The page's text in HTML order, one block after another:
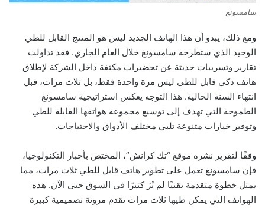
سامسونغ
ومع ذلك، يبدو أن هذا الهاتف الجديد ليس هو المنتج القابل للطي
الوحيد الذي ستطرحه سامسونغ خلال العام الجاري. فقد تداولت
تقارير وتسريبات حديثة عن تحضيرات مكثفة داخل الشركة لإطلاق
هاتف ذكي قابل للطي ليس مرة واحدة فقط، بل ثلاث مرات، قبل
انتهاء السنة الحالية. هذا التوجه يعكس استراتيجية سامسونغ
الطموحة التي تهدف إلى توسيع مجموعة هواتفها القابلة للطي
وتوفير خيارات متنوعة تلبي مختلف الأذواق والاحتياجات.
وفقًا لتقرير نشره موقع “تك كرانش”، المختص بأخبار التكنولوجيا،
فإن سامسونغ تعمل على تطوير هاتف قابل للطي ثلاث مرات، مما
يمثل خطوة متقدمة تقنيًا لم تُرَ كثيرًا في السوق حتى الآن. هذه
الهواتف التي يمكن طيها ثلاث مرات تقدم مرونة تصميمية كبيرة